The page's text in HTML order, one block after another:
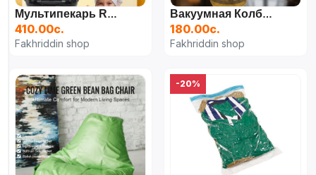
Мультипекарь RAF 6/1
410.00с.
Fakhriddin shop
Вакуумная Колба Для Чая И Кофе
180.00с.
Fakhriddin shop
-20%